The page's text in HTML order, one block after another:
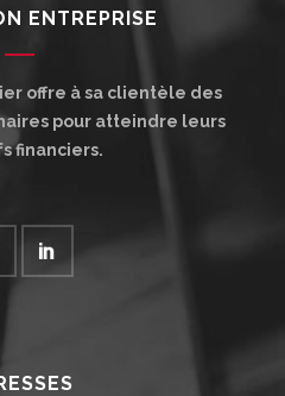
ENTREPRISE
offre à sa clientèle des
pour atteindre leurs
financiers.